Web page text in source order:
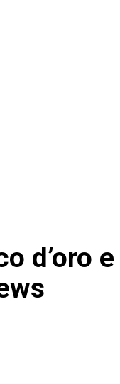
d’oro e